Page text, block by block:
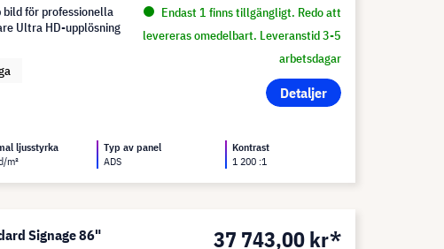
Endast 1 finns tillgängligt. Redo att
levereras omedelbart. Leveranstid 3-5
arbetsdagar
Detaljer
bild för professionella
Ultra HD-upplösning
ljusstyrka
m²
Typ av panel
ADS
Kontrast
1 200 :1
Signage 86"
37 743,00 kr*